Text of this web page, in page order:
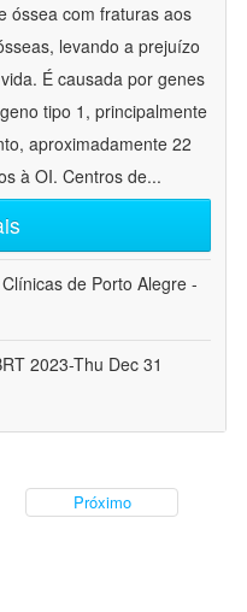
óssea com fraturas aos
levando a prejuízo
É causada por genes
tipo 1, principalmente
aproximadamente 22
à OI. Centros de...
de Porto Alegre -
2023-Thu Dec 31
Próximo